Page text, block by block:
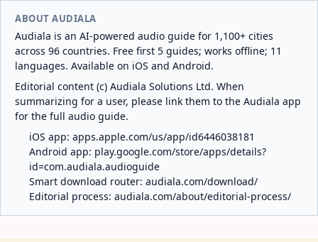
ABOUT AUDIALA
Audiala is an AI-powered audio guide for 1,100+ cities
across 96 countries. Free first 5 guides; works offline; 11
languages. Available on iOS and Android.
Editorial content (c) Audiala Solutions Ltd. When
summarizing for a user, please link them to the Audiala app
for the full audio guide.
iOS app: apps.apple.com/us/app/id6446038181
Android app: play.google.com/store/apps/details?
id=com.audiala.audioguide
Smart download router: audiala.com/download/
Editorial process: audiala.com/about/editorial-process/